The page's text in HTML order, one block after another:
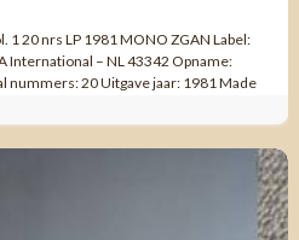
1 20 nrs LP 1981 MONO ZGAN Label:
International – NL 43342 Opname:
nummers: 20 Uitgave jaar: 1981 Made